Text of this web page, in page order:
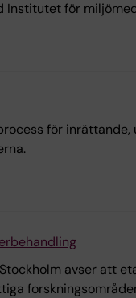
Institutet för
för
avser att